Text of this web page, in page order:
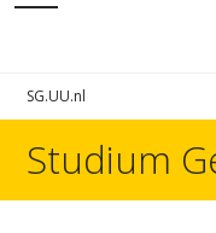
SG.UU.nl
Studium